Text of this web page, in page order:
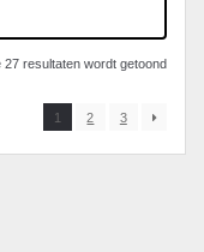
27 resultaten wordt getoond
1 2 3